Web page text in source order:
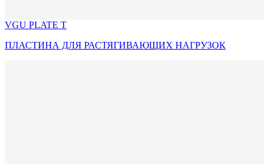
VGU PLATE T
ПЛАСТИНА ДЛЯ РАСТЯГИВАЮЩИХ НАГРУЗОК